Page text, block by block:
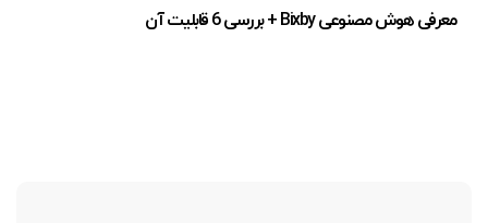
معرفی هوش مصنوعی Bixby + بررسی 6 قابلیت آن